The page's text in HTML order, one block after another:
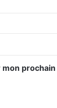
prochain